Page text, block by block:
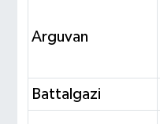
Arguvan
Battalgazi